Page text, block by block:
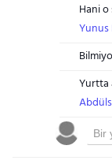
Hani
Yunus
Yurtta